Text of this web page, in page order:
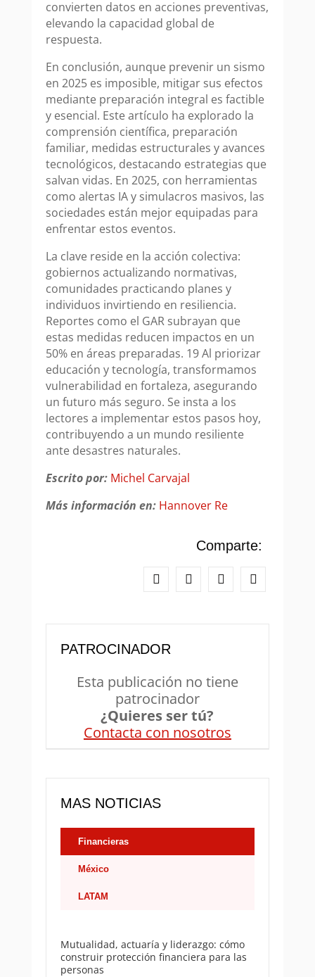
PATROCINADOR
Esta publicación no tiene
patrocinador
¿Quieres ser tú?
Contacta con nosotros
MAS NOTICIAS
Financieras
México
LATAM
Mutualidad, actuaría y liderazgo: cómo
construir protección financiera para las
personas
convierten datos en acciones preventivas,
elevando la capacidad global de
respuesta.
En conclusión, aunque prevenir un sismo
en 2025 es imposible, mitigar sus efectos
mediante preparación integral es factible
y esencial. Este artículo ha explorado la
comprensión científica, preparación
familiar, medidas estructurales y avances
tecnológicos, destacando estrategias que
salvan vidas. En 2025, con herramientas
como alertas IA y simulacros masivos, las
sociedades están mejor equipadas para
enfrentar estos eventos.
La clave reside en la acción colectiva:
gobiernos actualizando normativas,
comunidades practicando planes y
individuos invirtiendo en resiliencia.
Reportes como el GAR subrayan que
estas medidas reducen impactos en un
50% en áreas preparadas. 19 Al priorizar
educación y tecnología, transformamos
vulnerabilidad en fortaleza, asegurando
un futuro más seguro. Se insta a los
lectores a implementar estos pasos hoy,
contribuyendo a un mundo resiliente
ante desastres naturales.
Escrito por: Michel Carvajal
Más información en: Hannover Re
Comparte: